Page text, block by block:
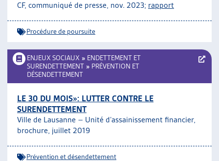
CF, communiqué de presse, nov. 2023; rapport
Procédure de poursuite
ENJEUX SOCIAUX » ENDETTEMENT ET
SURENDETTEMENT » PRÉVENTION ET
DÉSENDETTEMENT
LE 30 DU MOIS»: LUTTER CONTRE LE
SURENDETTEMENT
Ville de Lausanne – Unité d’assainissement financier,
brochure, juillet 2019
Prévention et désendettement